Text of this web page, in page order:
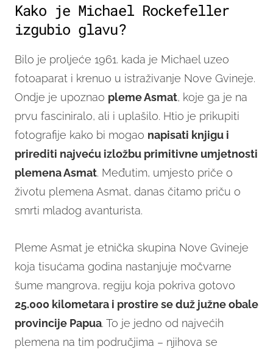
Kako je Michael Rockefeller
izgubio glavu?
Bilo je proljeće 1961. kada je Michael uzeo
fotoaparat i krenuo u istraživanje Nove Gvineje.
Ondje je upoznao pleme Asmat, koje ga je na
prvu fasciniralo, ali i uplašilo. Htio je prikupiti
fotografije kako bi mogao napisati knjigu i
prirediti najveću izložbu primitivne umjetnosti
plemena Asmat. Međutim, umjesto priče o
životu plemena Asmat, danas čitamo priču o
smrti mladog avanturista.
Pleme Asmat je etnička skupina Nove Gvineje
koja tisućama godina nastanjuje močvarne
šume mangrova, regiju koja pokriva gotovo
25.000 kilometara i prostire se duž južne obale
provincije Papua. To je jedno od najvećih
plemena na tim područjima – njihova se